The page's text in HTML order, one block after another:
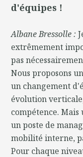
d'équipes !
Albane Bressolle :
extrêmement
pas
Nous proposons
un changement
évolution
compétence. Mais
un poste de
mobilité interne,
Pour chaque